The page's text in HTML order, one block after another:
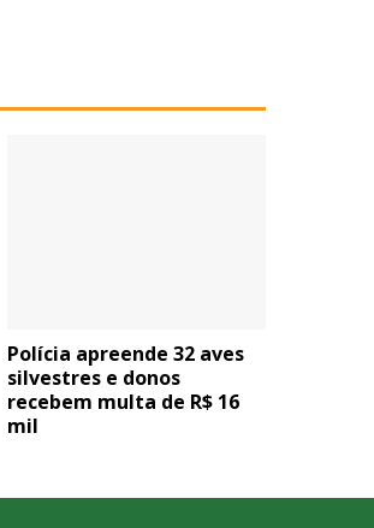
Polícia apreende 32 aves
silvestres e donos
recebem multa de R$ 16
mil